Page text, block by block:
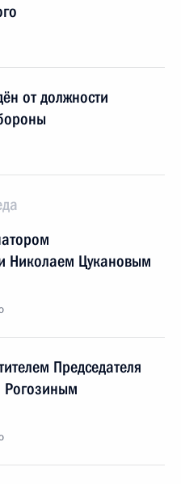
от должности
Николаем Цукановым
Председателя
Рогозиным